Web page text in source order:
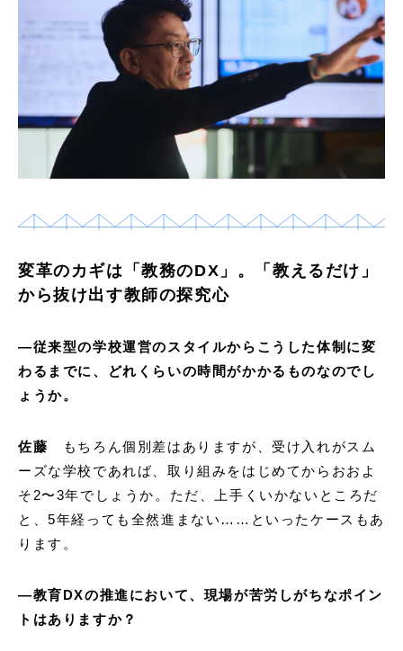
変革のカギは「教務のDX」。「教えるだけ」
から抜け出す教師の探究心
―従来型の学校運営のスタイルからこうした体制に変
わるまでに、どれくらいの時間がかかるものなのでし
ょうか。
佐藤
もちろん個別差はありますが、受け入れがスム
ーズな学校であれば、取り組みをはじめてからおおよ
そ2〜3年でしょうか。ただ、上手くいかないところだ
と、5年経っても全然進まない……といったケースもあ
ります。
―教育DXの推進において、現場が苦労しがちなポイン
トはありますか？